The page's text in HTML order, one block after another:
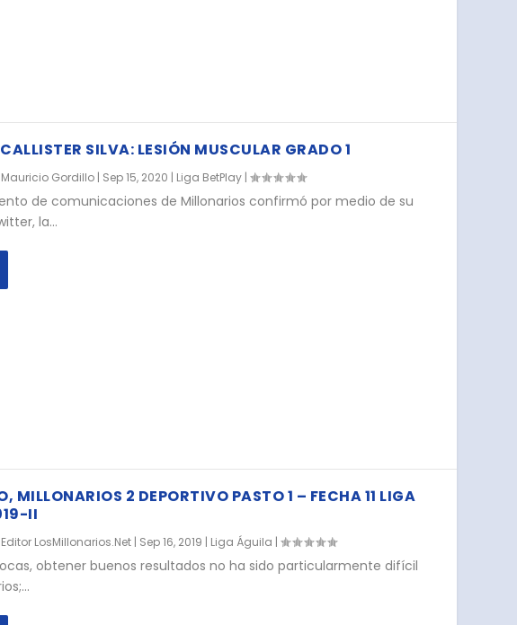
SILVA: LESIÓN MUSCULAR GRADO 1
Mauricio Gordillo | Sep 15, 2020 | Liga BetPlay |
de comunicaciones de Millonarios confirmó por medio de su
la...
MILLONARIOS 2 DEPORTIVO PASTO 1 – FECHA 11 LIGA
II
Editor LosMillonarios.Net | Sep 16, 2019 | Liga Águila |
obtener buenos resultados no ha sido particularmente difícil